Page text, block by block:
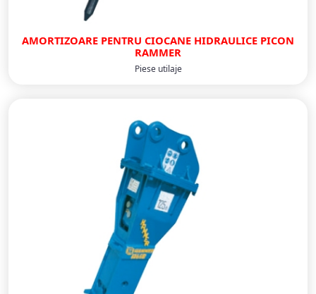
AMORTIZOARE PENTRU CIOCANE HIDRAULICE PICON
RAMMER
Piese utilaje